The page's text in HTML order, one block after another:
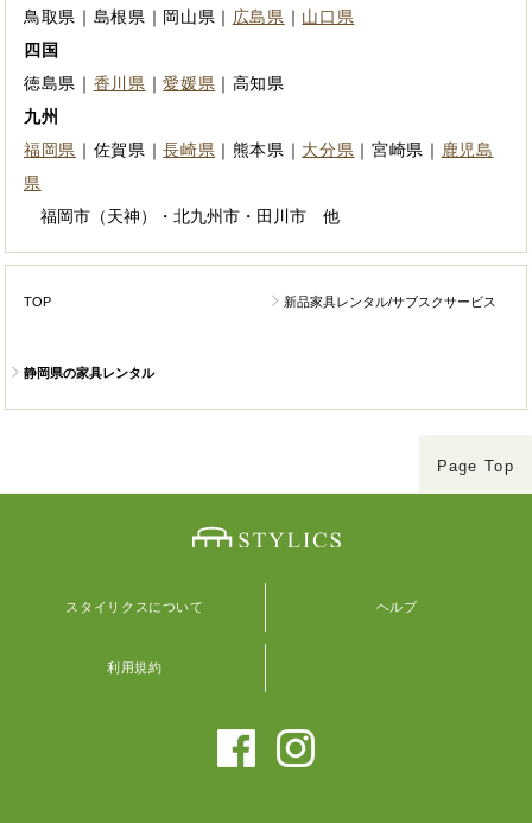
鳥取県｜島根県｜岡山県｜ 広島県
山口県
四国
徳島県｜ 香川県 ｜愛媛県 ｜高知県
九州
福岡県 ｜佐賀県｜長崎県 ｜熊本県｜ 大分県 ｜宮崎県｜ 鹿児島
県
福岡市（天神）・北九州市・田川市 他
TOP 新品家具レンタル/サブスクサービス
静岡県の家具レンタル
Page Top
スタイリクスについて ヘルプ
利用規約